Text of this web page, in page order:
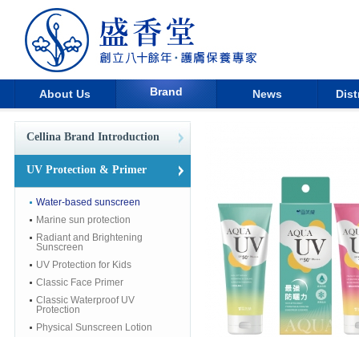
About Us Brand News
Cellina Brand Introduction
UV Protection & Primer
Water-based sunscreen
Marine sun protection
Radiant and Brightening
Sunscreen
UV Protection for Kids
Classic Face Primer
Classic Waterproof UV
Protection
Physical Sunscreen Lotion